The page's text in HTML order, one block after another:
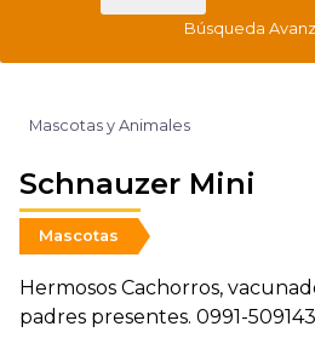
Búsqueda
Mascotas y Animales
Schnauzer Mini
Mascotas
Hermosos Cachorros,
padres presentes. 0991-